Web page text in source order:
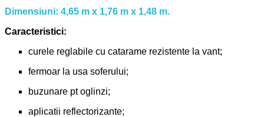
Dimensiuni: 4,65 m x 1,76 m x 1,48 m.
Caracteristici:
curele reglabile cu catarame rezistente la vant;
fermoar la usa soferului;
buzunare pt oglinzi;
aplicatii reflectorizante;